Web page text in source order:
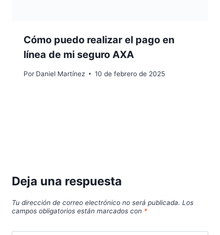
Cómo puedo realizar el pago en
línea de mi seguro AXA
Por Daniel Martínez 10 de febrero de 2025
Deja una respuesta
Tu dirección de correo electrónico no será publicada. Los
campos obligatorios están marcados con *